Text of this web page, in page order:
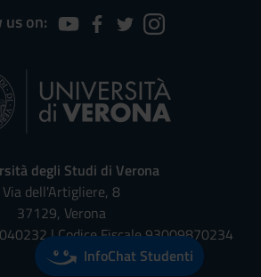
on:
degli Studi di Verona
Via dell'Artigliere, 8
37129, Verona
| Codice Fiscale 93009870234
InfoChat Studenti